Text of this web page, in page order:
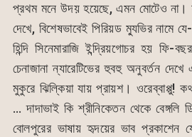
প্রথম মনে উদয় হয়েছে, এমন মোটেও না।
দেখে, বিশেষভাবেই পিরিয়ড ম্যুভির নামে
হিন্দি সিনেমারাজি ইন্দ্রিয়গোচর হয় ফি-
চেনাজানা ন্যারেটিভের হুবহু অনুবর্তন দেখে
মুকুরে ঝিল্কিয়া যায় প্রায়শ। ওরেব্বাপ্পু!
… দাদাভাই কি শ্রীনিকেতন থেকে বেঙ্গলি
বোলপুরের ভাষায় হৃদয়ের ভাব প্রকাশেন